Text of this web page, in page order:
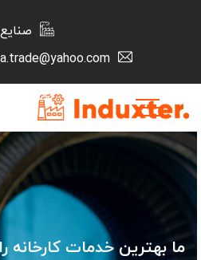
ما بهترین خدمات کارخانه